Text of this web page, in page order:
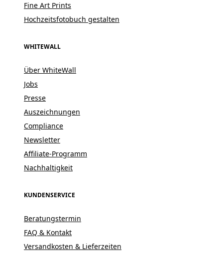
Fine Art Prints
Hochzeitsfotobuch gestalten
WHITEWALL
Über WhiteWall
Jobs
Presse
Auszeichnungen
Compliance
Newsletter
Affiliate-Programm
Nachhaltigkeit
KUNDENSERVICE
Beratungstermin
FAQ & Kontakt
Versandkosten & Lieferzeiten